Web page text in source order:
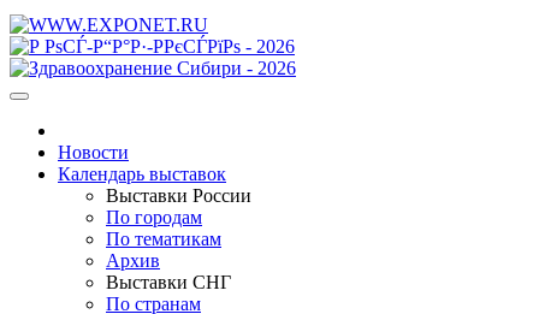
Новости
Календарь выставок
Выставки России
По городам
По тематикам
Архив
Выставки СНГ
По странам